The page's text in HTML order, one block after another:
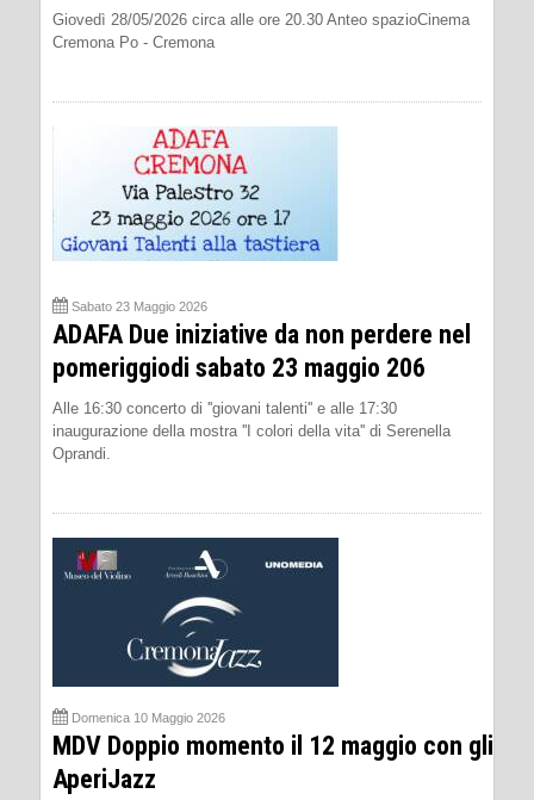
Giovedì 28/05/2026 circa alle ore 20.30 Anteo spazioCinema
Cremona Po - Cremona
Sabato 23 Maggio 2026
ADAFA Due iniziative da non perdere nel
pomeriggiodi sabato 23 maggio 206
Alle 16:30 concerto di ''giovani talenti'' e alle 17:30
inaugurazione della mostra ''I colori della vita'' di Serenella
Oprandi.
Domenica 10 Maggio 2026
MDV Doppio momento il 12 maggio con gli
AperiJazz